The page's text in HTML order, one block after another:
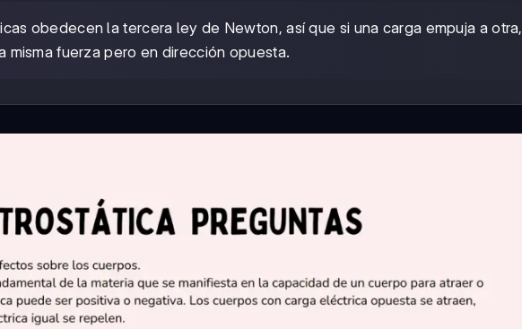
obedecen la tercera ley de Newton, así que si una carga empuja a otra,
misma fuerza pero en dirección opuesta.